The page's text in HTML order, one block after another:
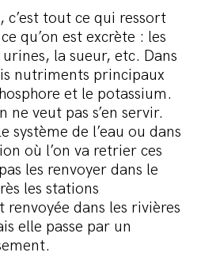
c’est tout ce qui ressort
qu’on est excrète : les
la sueur, etc. Dans
nutriments principaux
et le potassium.
veut pas s’en servir.
système de l’eau ou dans
où l’on va retrier ces
les renvoyer dans le
les stations
renvoyée dans les rivières
elle passe par un